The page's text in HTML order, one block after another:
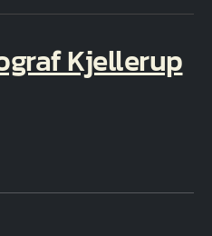
Kjellerup